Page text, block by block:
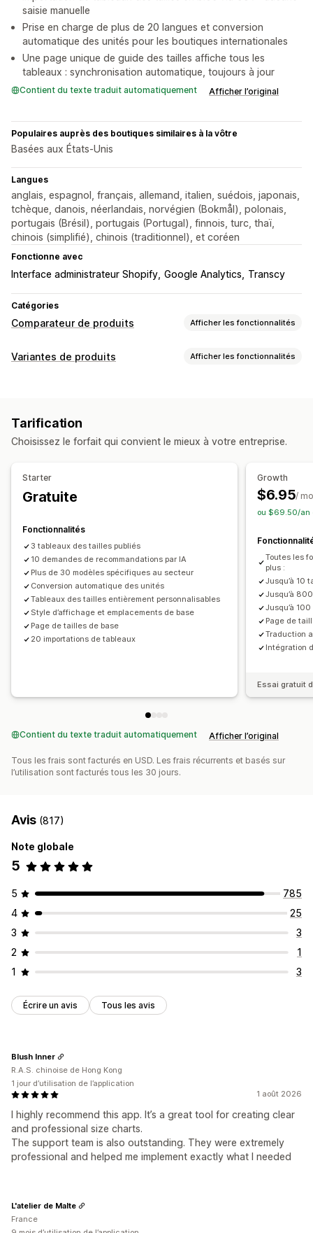
saisie manuelle
Prise en charge de plus de 20 langues et conversion
automatique des unités pour les boutiques internationales
Une page unique de guide des tailles affiche tous les
tableaux : synchronisation automatique, toujours à jour
Contient du texte traduit automatiquement Afficher l’original
Populaires auprès des boutiques similaires à la vôtre
Basées aux États-Unis
Langues
anglais, espagnol, français, allemand, italien, suédois, japonais,
tchèque, danois, néerlandais, norvégien (Bokmål), polonais,
portugais (Brésil), portugais (Portugal), finnois, turc, thaï,
chinois (simplifié), chinois (traditionnel), et coréen
Fonctionne avec
Interface administrateur Shopify Google Analytics Transcy
Catégories
Comparateur de produits Afficher les fonctionnalités
Outils de comparaison
Filtrer et trier
Analyses de données
Options d’affichage
Éditeur avec fonction de glisser-déposer
Couleur et police
Texte personnalisé Modèles
Importation et exportation
Graphique flottant Conversion d’unités
Multilingue
Traduction Page de produit Page de collection
Optimisation pour le format mobile
Variantes de produits Afficher les fonctionnalités
Menus déroulants
Texte personnalisé CSS personnalisées
Traduction
Affichage des variantes
Tarification
Choisissez le forfait qui convient le mieux à votre entreprise.
Starter
Gratuite
Fonctionnalités
3 tableaux des tailles publiés
10 demandes de recommandations par IA
Plus de 30 modèles spécifiques au secteur
Conversion automatique des unités
Tableaux des tailles entièrement personnalisables
Style d’affichage et emplacements de base
Page de tailles de base
20 importations de tableaux
Growth
$6.95/
ou $69.50/an
Toutes les
plus :
Jusqu’à 10
Jusqu’à
Jusqu’à
Page de
Traduction
Intégration
Essai gratuit
Contient du texte traduit automatiquement Afficher l’original
Tous les frais sont facturés en USD. Les frais récurrents et basés sur
l’utilisation sont facturés tous les 30 jours.
Avis (817)
Note globale
5
5
785
4
25
3
3
2
1
1
3
Écrire un avis Tous les avis
1 août 2026
I highly recommend this app. It’s a great tool for creating clear
and professional size charts.
The support team is also outstanding. They were extremely
professional and helped me implement exactly what I needed
Blush Inner
R.A.S. chinoise de Hong Kong
1 jour d’utilisation de l’application
L'atelier de Malte
France